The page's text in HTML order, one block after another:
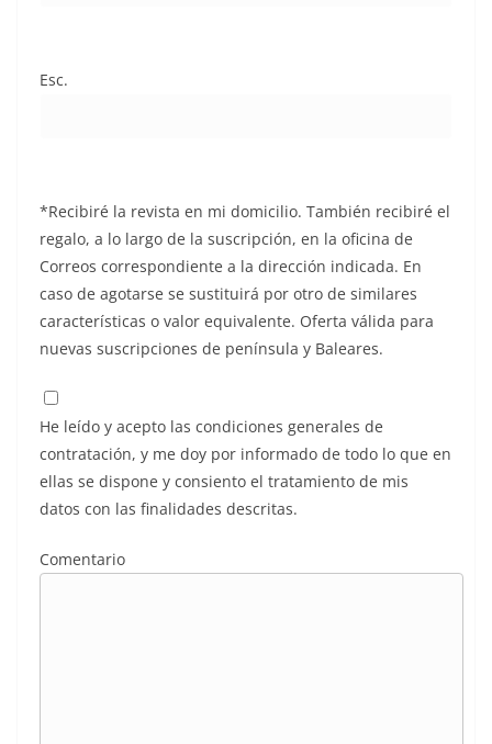
Esc.
*Recibiré la revista en mi domicilio. También recibiré el
regalo, a lo largo de la suscripción, en la oficina de
Correos correspondiente a la dirección indicada. En
caso de agotarse se sustituirá por otro de similares
características o valor equivalente. Oferta válida para
nuevas suscripciones de península y Baleares.
He leído y acepto las condiciones generales de
contratación, y me doy por informado de todo lo que en
ellas se dispone y consiento el tratamiento de mis
datos con las finalidades descritas.
Comentario